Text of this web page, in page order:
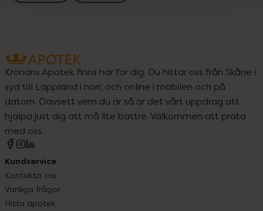
Kronans Apotek finns här för dig. Du hittar oss från Skåne i
syd till Lappland i norr, och online i mobilen och på
datorn. Oavsett vem du är så är det vårt uppdrag att
hjälpa just dig att må lite bättre. Välkommen att prata
med oss.
Kundservice
Kontakta oss
Vanliga frågor
Hitta apotek